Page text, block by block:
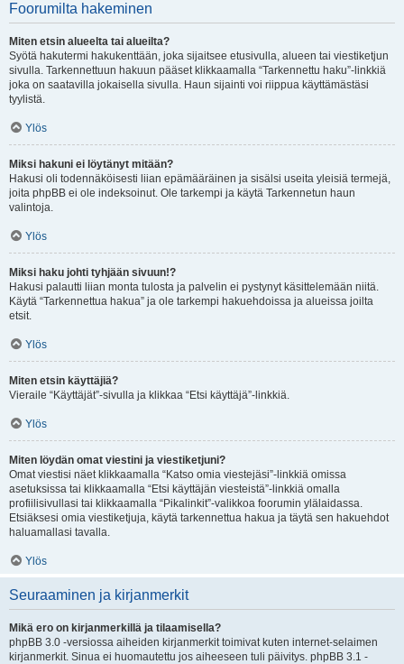
Foorumilta hakeminen
Miten etsin alueelta tai alueilta?
Syötä hakutermi hakukenttään, joka sijaitsee etusivulla, alueen tai viestiketjun
sivulla. Tarkennettuun hakuun pääset klikkaamalla “Tarkennettu haku”-linkkiä
joka on saatavilla jokaisella sivulla. Haun sijainti voi riippua käyttämästäsi
tyylistä.
Ylös
Miksi hakuni ei löytänyt mitään?
Hakusi oli todennäköisesti liian epämääräinen ja sisälsi useita yleisiä termejä,
joita phpBB ei ole indeksoinut. Ole tarkempi ja käytä Tarkennetun haun
valintoja.
Ylös
Miksi haku johti tyhjään sivuun!?
Hakusi palautti liian monta tulosta ja palvelin ei pystynyt käsittelemään niitä.
Käytä “Tarkennettua hakua” ja ole tarkempi hakuehdoissa ja alueissa joilta
etsit.
Ylös
Miten etsin käyttäjiä?
Vieraile “Käyttäjät”-sivulla ja klikkaa “Etsi käyttäjä”-linkkiä.
Ylös
Miten löydän omat viestini ja viestiketjuni?
Omat viestisi näet klikkaamalla “Katso omia viestejäsi”-linkkiä omissa
asetuksissa tai klikkaamalla “Etsi käyttäjän viesteistä”-linkkiä omalla
profiilisivullasi tai klikkaamalla “Pikalinkit”-valikkoa foorumin ylälaidassa.
Etsiäksesi omia viestiketjuja, käytä tarkennettua hakua ja täytä sen hakuehdot
haluamallasi tavalla.
Ylös
Seuraaminen ja kirjanmerkit
Mikä ero on kirjanmerkillä ja tilaamisella?
phpBB 3.0 -versiossa aiheiden kirjanmerkit toimivat kuten internet-selaimen
kirjanmerkit. Sinua ei huomautettu jos aiheeseen tuli päivitys. phpBB 3.1 -